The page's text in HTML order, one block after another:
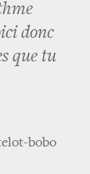
donc
que tu
bobo